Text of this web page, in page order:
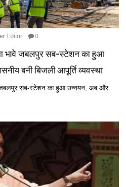
Editor 0
भावे जबलपुर सब-स्टेशन का हुआ
बनी बिजली आपूर्ति व्यवस्था
जबलपुर सब-स्टेशन का हुआ उन्नयन, अब और